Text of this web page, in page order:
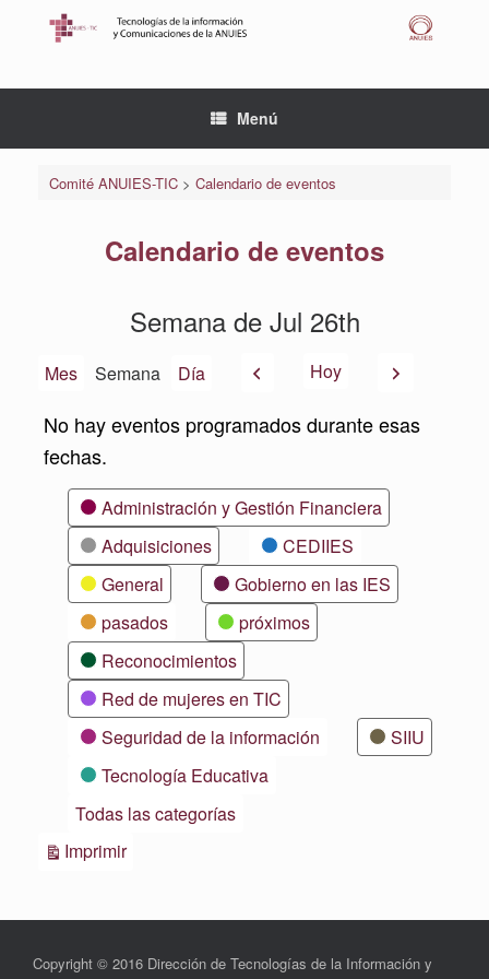
Menú
Comité ANUIES-TIC> Calendario de eventos
Calendario de eventos
Semana de Jul 26th
Mes Semana Día AnteriorHoy Siguiente
No hay eventos programados durante esas
fechas.
CategoríasAdministración y Gestión Financiera
Adquisiciones
CEDIIES
General
Gobierno en las IES
pasados
próximos
Reconocimientos
Red de mujeres en TIC
Seguridad de la información
SIIU
Tecnología Educativa
Todas las categorías
ImprimirVistas
Copyright © 2016 Dirección de Tecnologías de la Información y